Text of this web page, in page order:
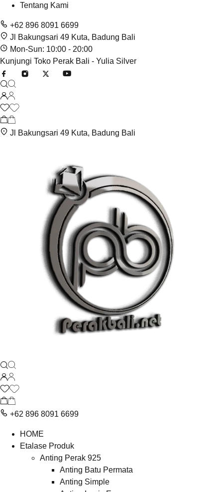
Tentang Kami
+62 896 8091 6699
Jl Bakungsari 49 Kuta, Badung Bali
Mon-Sun: 10:00 - 20:00
Kunjungi Toko Perak Bali - Yulia Silver
Jl Bakungsari 49 Kuta, Badung Bali
+62 896 8091 6699
HOME
Etalase Produk
Anting Perak 925
Anting Batu Permata
Anting Simple